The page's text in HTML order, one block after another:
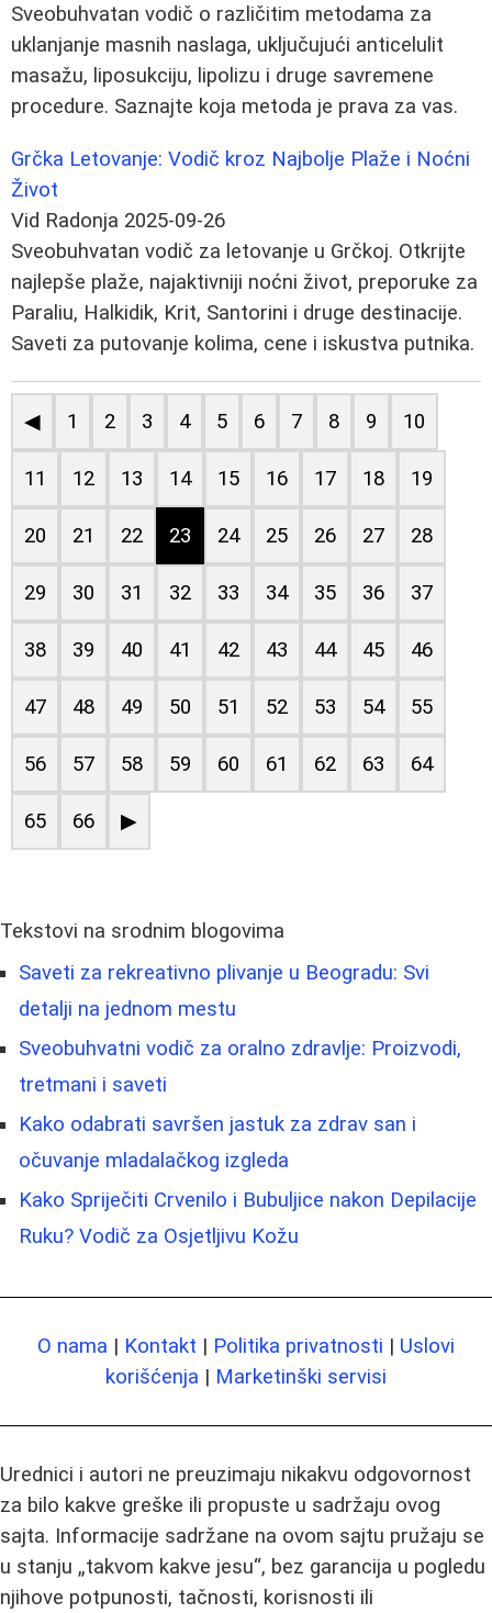
Sveobuhvatan vodič o različitim metodama za
uklanjanje masnih naslaga, uključujući anticelulit
masažu, liposukciju, lipolizu i druge savremene
procedure. Saznajte koja metoda je prava za vas.
Grčka Letovanje: Vodič kroz Najbolje Plaže i Noćni
Život
Vid Radonja 2025-09-26
Sveobuhvatan vodič za letovanje u Grčkoj. Otkrijte
najlepše plaže, najaktivniji noćni život, preporuke za
Paraliu, Halkidik, Krit, Santorini i druge destinacije.
Saveti za putovanje kolima, cene i iskustva putnika.
◀ 1 2 3 4 5 6 7 8 9 10
11 12 13 14 15 16 17 18 19
20 21 22 23 24 25 26 27 28
29 30 31 32 33 34 35 36 37
38 39 40 41 42 43 44 45 46
47 48 49 50 51 52 53 54 55
56 57 58 59 60 61 62 63 64
65 66 ▶
Tekstovi na srodnim blogovima
Saveti za rekreativno plivanje u Beogradu: Svi
detalji na jednom mestu
Sveobuhvatni vodič za oralno zdravlje: Proizvodi,
tretmani i saveti
Kako odabrati savršen jastuk za zdrav san i
očuvanje mladalačkog izgleda
Kako Spriječiti Crvenilo i Bubuljice nakon Depilacije
Ruku? Vodič za Osjetljivu Kožu
O nama | Kontakt | Politika privatnosti | Uslovi
korišćenja | Marketinški servisi
Urednici i autori ne preuzimaju nikakvu odgovornost
za bilo kakve greške ili propuste u sadržaju ovog
sajta. Informacije sadržane na ovom sajtu pružaju se
u stanju „takvom kakve jesu“, bez garancija u pogledu
njihove potpunosti, tačnosti, korisnosti ili